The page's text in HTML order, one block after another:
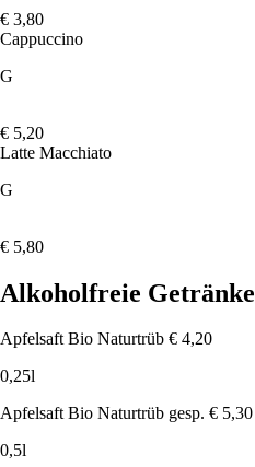
€ 3,80
Cappuccino
G
€ 5,20
Latte Macchiato
G
€ 5,80
Alkoholfreie Getränke
Apfelsaft Bio Naturtrüb € 4,20
0,25l
Apfelsaft Bio Naturtrüb gesp. € 5,30
0,5l